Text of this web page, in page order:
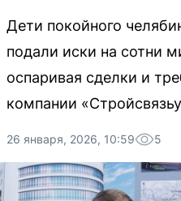
Дети покойного
подали иски на сотни
оспаривая сделки и
компании
26 января, 2026, 10:59 5